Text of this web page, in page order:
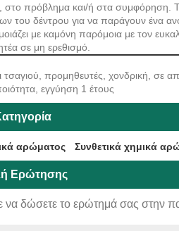
στο πρόβλημα και/ή στα συμφόρηση.
του δέντρου για να παράγουν ένα
με καμόνη παρόμοια με τον
σε μη ερεθισμό.
τσαγιού, προμηθευτές, χονδρική, σε
εγγύηση 1 έτους
αρώματος Συνθετικά χημικά
Ερώτησης
να δώσετε το ερώτημά σας